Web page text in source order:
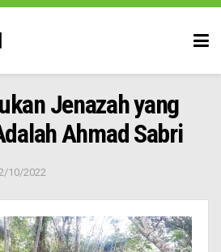
Jenazah yang
Ahmad Sabri
10/2022